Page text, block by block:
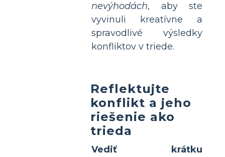
nevýhodách, aby ste
vyvinuli kreatívne a
spravodlivé výsledky
konfliktov v triede.
Reflektujte
konflikt a jeho
riešenie ako
trieda
Vediť krátku